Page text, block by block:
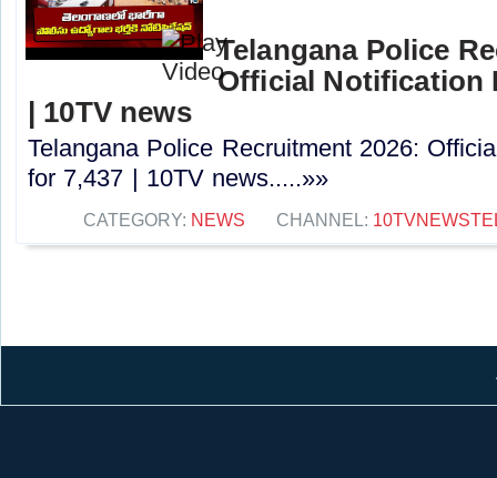
Telangana Police
Official Notification
| 10TV news
Telangana Police Recruitment 2026:
for 7,437 | 10TV news.....»»
CATEGORY: NEWS CHANNEL: